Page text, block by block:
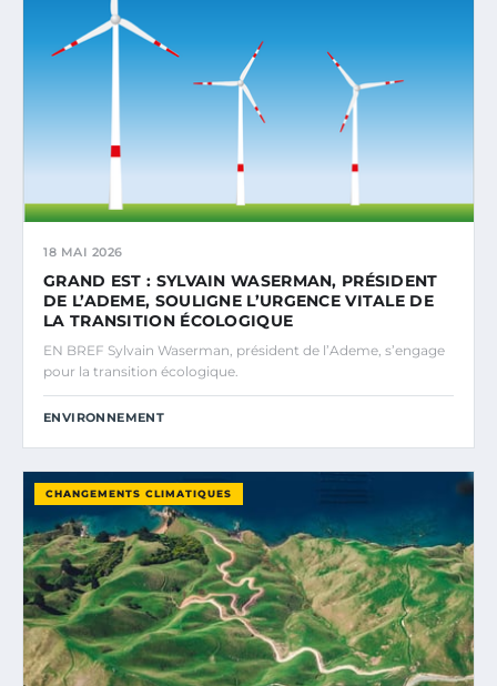
18 MAI 2026
GRAND EST : SYLVAIN WASERMAN, PRÉSIDENT
DE L’ADEME, SOULIGNE L’URGENCE VITALE DE
LA TRANSITION ÉCOLOGIQUE
EN BREF Sylvain Waserman, président de l’Ademe, s’engage
pour la transition écologique.
ENVIRONNEMENT
CHANGEMENTS CLIMATIQUES